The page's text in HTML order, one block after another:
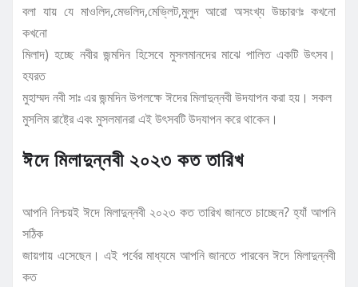
বলা যায় যে মাওলিদ,মেভলিদ,মেভ্লিট,মুলুদ আরো অসংখ্য উচ্চারণঃ কখনো
কখনো
মিলাদ) হচ্ছে নবীর জন্মদিন হিসেবে মুসলমানদের মাঝে পালিত একটি উৎসব।
হযরত
মুহাম্মদ নবী সাঃ এর জন্মদিন উপলক্ষে ঈদের মিলাদুন্নবী উদযাপন করা হয়। সকল
মুসলিম রাষ্ট্রে এবং মুসলমানরা এই উৎসবটি উদযাপন করে থাকেন।
ঈদে মিলাদুন্নবী ২০২৩ কত তারিখ
আপনি নিশ্চয়ই ঈদে মিলাদুন্নবী ২০২৩ কত তারিখ জানতে চাচ্ছেন? হ্যাঁ আপনি
সঠিক
জায়গায় এসেছেন। এই পর্বের মাধ্যমে আপনি জানতে পারবেন ঈদে মিলাদুন্নবী
কত